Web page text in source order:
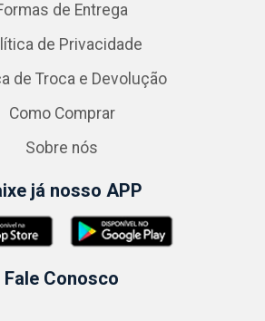
de Entrega
de Privacidade
de Troca e Devolução
Como Comprar
Sobre nós
já nosso APP
Fale Conosco